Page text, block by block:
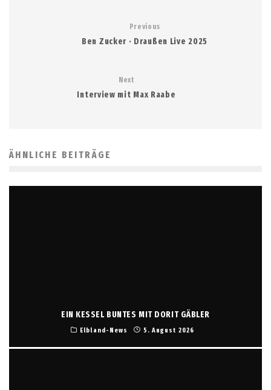
Previous
Ben Zucker · Draußen Live 2025
Next
Interview mit Max Raabe
ÄHNLICHE BEITRÄGE
EIN KESSEL BUNTES MIT DORIT GÄBLER
Elbland-News 5. August 2026